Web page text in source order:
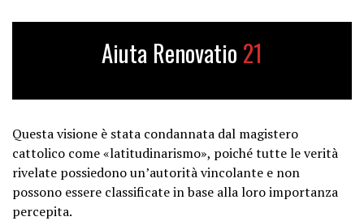
Aiuta Renovatio 21
Questa visione è stata condannata dal magistero
cattolico come «latitudinarismo», poiché tutte le verità
rivelate possiedono un’autorità vincolante e non
possono essere classificate in base alla loro importanza
percepita.